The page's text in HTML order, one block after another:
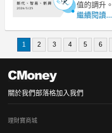
值的調升。本文
口袋名單
好。
繼續閱讀...
1 2 3 4 5 6
關於我們部落格加入我們
理財寶商城